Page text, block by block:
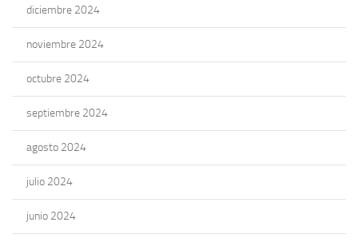
diciembre 2024
noviembre 2024
octubre 2024
septiembre 2024
agosto 2024
julio 2024
junio 2024